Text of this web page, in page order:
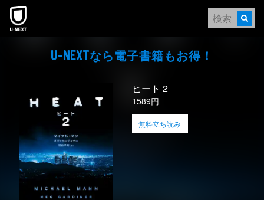
本文へスキップ
U-NEXTなら電⼦書籍もお得！
ヒート 2
1589円
無料立ち読み